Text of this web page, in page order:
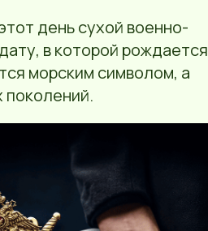
день сухой военно-
в которой рождается
морским символом, а
поколений.